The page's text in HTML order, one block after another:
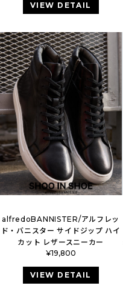
VIEW DETAIL
alfredoBANNISTER/アルフレッ
ド・バニスター サイドジップ ハイ
カット レザースニーカー
¥19,800
VIEW DETAIL